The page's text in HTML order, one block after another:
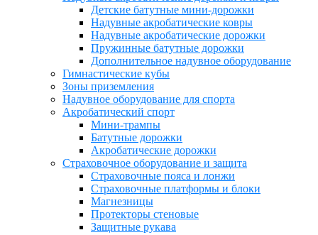
Детские батутные мини-дорожки
Надувные акробатические ковры
Надувные акробатические дорожки
Пружинные батутные дорожки
Дополнительное надувное оборудование
Гимнастические кубы
Зоны приземления
Надувное оборудование для спорта
Акробатический спорт
Мини-трампы
Батутные дорожки
Акробатические дорожки
Страховочное оборудование и защита
Страховочные пояса и лонжи
Страховочные платформы и блоки
Магнезницы
Протекторы стеновые
Защитные рукава